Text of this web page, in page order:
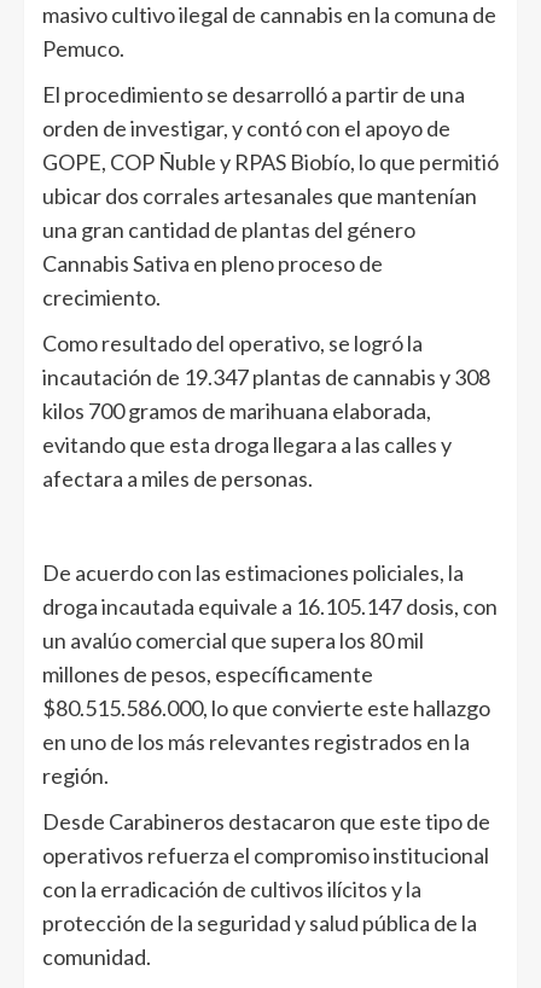
masivo cultivo ilegal de cannabis en la comuna de
Pemuco.
El procedimiento se desarrolló a partir de una
orden de investigar, y contó con el apoyo de
GOPE, COP Ñuble y RPAS Biobío, lo que permitió
ubicar dos corrales artesanales que mantenían
una gran cantidad de plantas del género
Cannabis Sativa en pleno proceso de
crecimiento.
Como resultado del operativo, se logró la
incautación de 19.347 plantas de cannabis y 308
kilos 700 gramos de marihuana elaborada,
evitando que esta droga llegara a las calles y
afectara a miles de personas.
De acuerdo con las estimaciones policiales, la
droga incautada equivale a 16.105.147 dosis, con
un avalúo comercial que supera los 80 mil
millones de pesos, específicamente
$80.515.586.000, lo que convierte este hallazgo
en uno de los más relevantes registrados en la
región.
Desde Carabineros destacaron que este tipo de
operativos refuerza el compromiso institucional
con la erradicación de cultivos ilícitos y la
protección de la seguridad y salud pública de la
comunidad.